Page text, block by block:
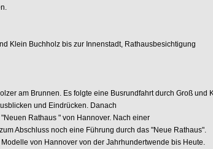
Klein Buchholz bis zur Innenstadt, Rathausbesichtigung
am Brunnen. Es folgte eine Busrundfahrt durch Groß und
und Eindrücken. Danach
Rathaus " von Hannover. Nach einer
Abschluss noch eine Führung durch das "Neue Rathaus".
von Hannover von der Jahrhundertwende bis Heute.